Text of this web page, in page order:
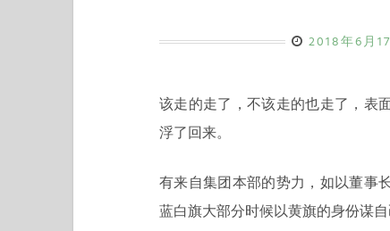
2018年6月
该走的走了，不该走的也走了，表
浮了回来。
有来自集团本部的势力，如以董事
蓝白旗大部分时候以黄旗的身份谋